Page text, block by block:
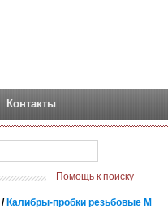
Контакты
Помощь к поиску
/ Калибры-пробки резьбовые М